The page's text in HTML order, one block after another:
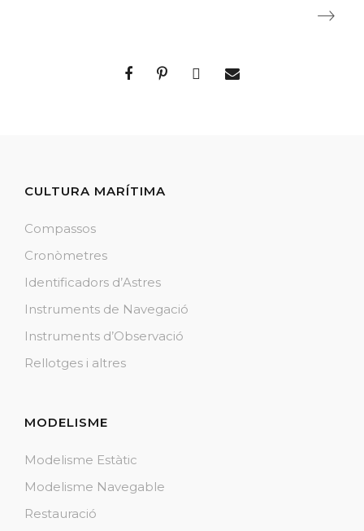
CULTURA MARÍTIMA
Compassos
Cronòmetres
Identificadors d’Astres
Instruments de Navegació
Instruments d’Observació
Rellotges i altres
MODELISME
Modelisme Estàtic
Modelisme Navegable
Restauració